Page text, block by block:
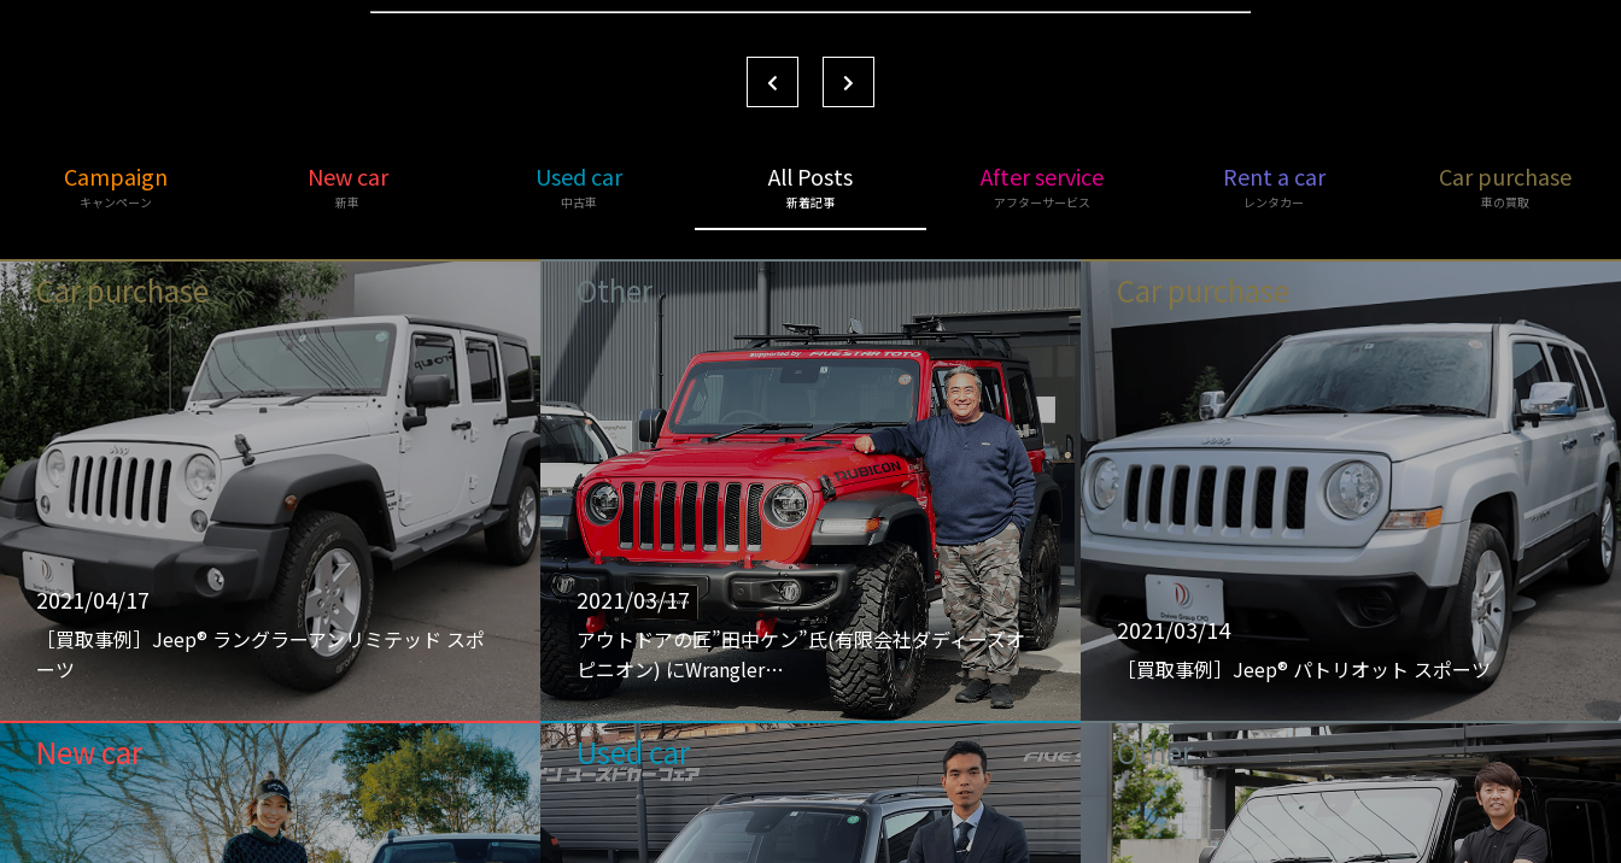
Campaign
キャンペーン
New car
新車
Used car
中古車
All Posts
新着記事
After service
アフターサービス
Rent a car
レンタカー
Car purchase
車の買取
Car purchase
2021/04/17
［買取事例］Jeep® ラングラーアンリミテッド スポ
ーツ
Other
2021/03/17
アウトドアの匠”田中ケン”氏(有限会社ダディーズオ
ピニオン) にWrangler…
Car purchase
2021/03/14
［買取事例］Jeep® パトリオット スポーツ
New car Used car Other